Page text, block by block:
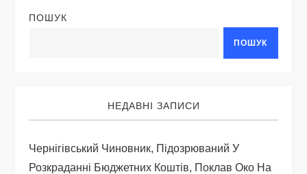
а
я
з
ПОШУК
ПОШУК
НЕДАВНІ ЗАПИСИ
Чернігівський Чиновник, Підозрюваний У
Розкраданні Бюджетних Коштів, Поклав Око На